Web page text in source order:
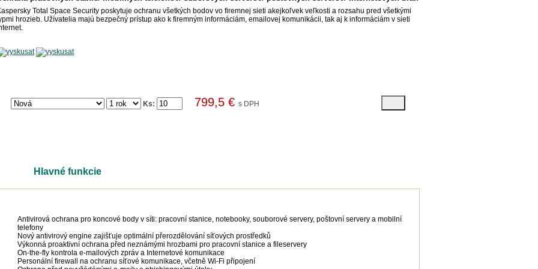
Total Space Security poskytuje ochranu všetkých bodov vo firemnej sieti akejkoľvek veľkosti a rozsahu pred všetkými
hrozieb. Užívatelia majú bezpečný prístup ako k firemným informáciám, emailovej komunikácii, tak aj k informáciám v sieti
Ks: 799,5 € s DPH
Hlavné funkcie
Antivirová ochrana pro koncové body v síti: pracovní stanice, notebooky, souborové servery, poštovní servery a mobilní
telefony
Nový antivirový engine zajišťuje optimální přerozdělování síťových prostředků
Výkonná proaktivní ochrana před neznámými hrozbami pro pracovní stanice a fileservery
On-the-fly kontrola e-mailových zpráv a Internetové komunikace
Personální firewall na ochranu síťové komunikace, včetně Wi-Fi připojení